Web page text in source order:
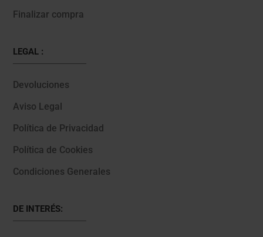
Finalizar compra
LEGAL :
Devoluciones
Aviso Legal
Política de Privacidad
Política de Cookies
Condiciones Generales
DE INTERÉS: